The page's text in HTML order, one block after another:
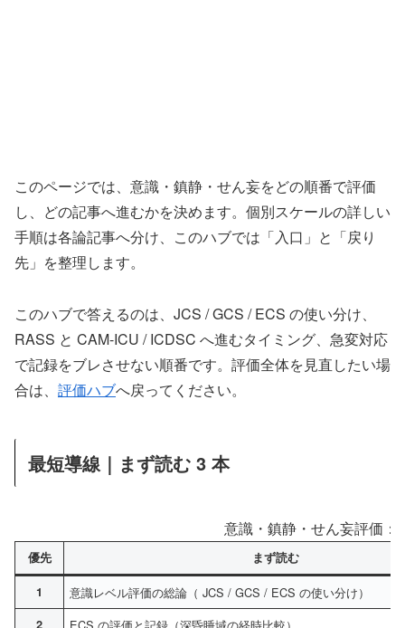
このページでは、意識・鎮静・せん妄をどの順番で評価
し、どの記事へ進むかを決めます。個別スケールの詳しい
手順は各論記事へ分け、このハブでは「入口」と「戻り
先」を整理します。
このハブで答えるのは、JCS / GCS / ECS の使い分け、
RASS と CAM-ICU / ICDSC へ進むタイミング、急変対応
で記録をブレさせない順番です。評価全体を見直したい場
合は、 評価ハブへ戻ってください。
最短導線｜まず読む 3 本
意識・鎮静・せん妄評価：
優先 まず読む
1 意識レベル評価の総論（ JCS / GCS / ECS の使い分け）
2